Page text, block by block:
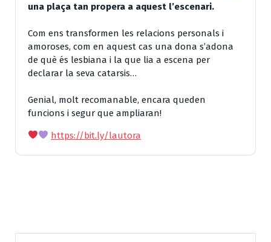
una plaça tan propera a aquest l’escenari.
Com ens transformen les relacions personals i
amoroses, com en aquest cas una dona s’adona
de què és lesbiana i la que lia a escena per
declarar la seva catarsis…
Genial, molt recomanable, encara queden
funcions i segur que ampliaran!
https://bit.ly/lautora